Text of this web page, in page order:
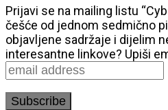
Prijavi se na mailing listu
češće od jednom sedmično
objavljene sadržaje i dijelim
interesantne linkove? Upiši